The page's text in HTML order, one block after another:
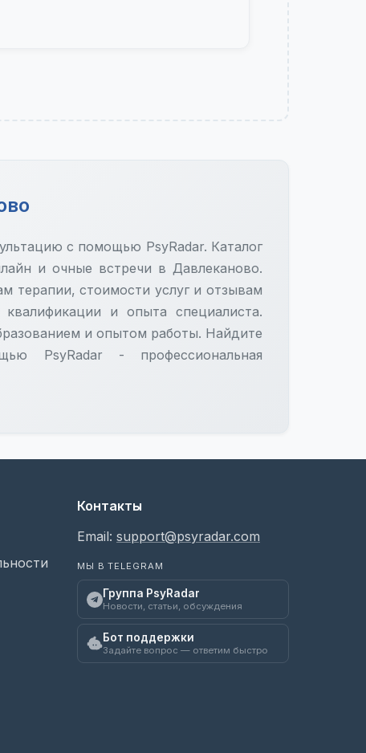
с помощью PsyRadar. Каталог
и очные встречи в Давлеканово.
терапии, стоимости услуг и отзывам
и опыта специалиста.
и опытом работы. Найдите
PsyRadar - профессиональная
Контакты
Email: support@psyradar.com
МЫ В TELEGRAM
Группа PsyRadar
Новости, статьи, обсуждения
Бот поддержки
Задайте вопрос — ответим быстро